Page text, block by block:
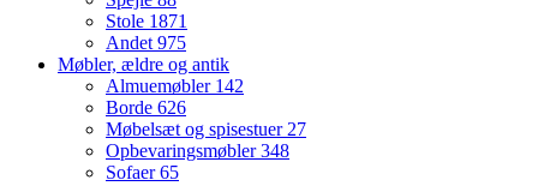
Stole 1871
Andet 975
Møbler, ældre og antik
Almuemøbler 142
Borde 626
Møbelsæt og spisestuer 27
Opbevaringsmøbler348
Sofaer65